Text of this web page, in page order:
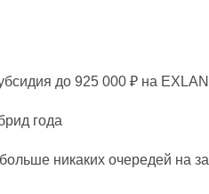
до 925 000 ₽ на
года
никаких очередей на